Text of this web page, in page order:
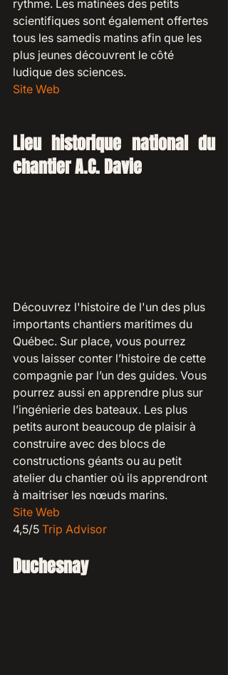
rythme. Les matinées des petits
scientifiques sont également offertes
tous les samedis matins afin que les
plus jeunes découvrent le côté
ludique des sciences.
Site Web
Lieu historique national du
chantier A.C. Davie
Découvrez l'histoire de l'un des plus
importants chantiers maritimes du
Québec. Sur place, vous pourrez
vous laisser conter l’histoire de cette
compagnie par l’un des guides. Vous
pourrez aussi en apprendre plus sur
l’ingénierie des bateaux. Les plus
petits auront beaucoup de plaisir à
construire avec des blocs de
constructions géants ou au petit
atelier du chantier où ils apprendront
à maitriser les nœuds marins.
Site Web
4,5/5 Trip Advisor
Duchesnay